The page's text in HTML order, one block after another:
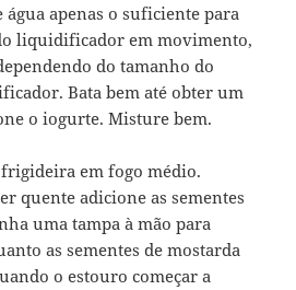
apenas o suficiente para
liquidificador em movimento,
do tamanho do
Bata bem até obter um
o iogurte. Misture bem.
em fogo médio.
quente adicione as sementes
uma tampa à mão para
as sementes de mostarda
o estouro começar a